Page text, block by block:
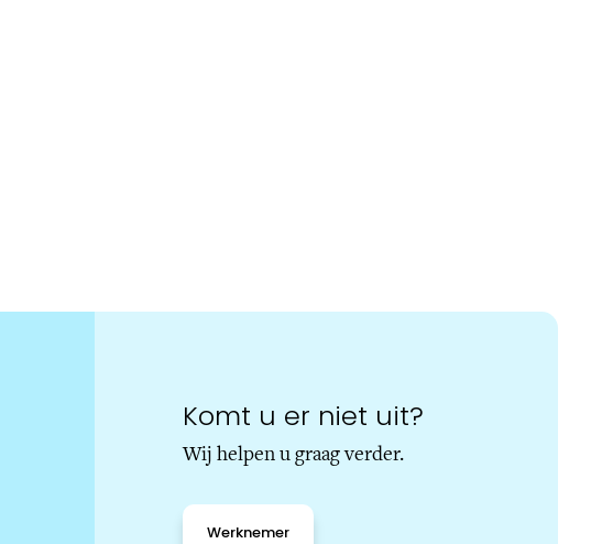
Komt u er niet uit?
Wij helpen u graag verder.
Werknemer